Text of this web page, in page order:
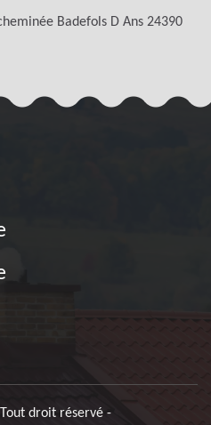
Badefols D Ans 24390
droit réservé -